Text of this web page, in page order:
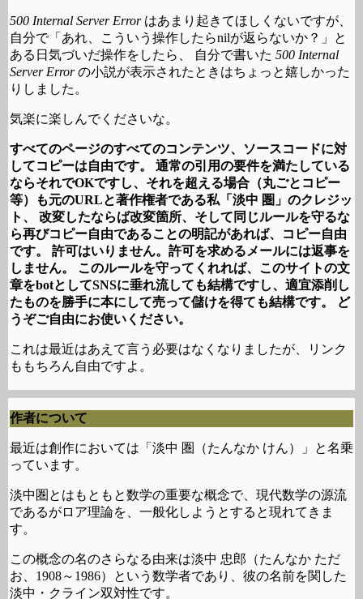
500 Internal Server Errorはあまり起きてほしくないですが、
自分で「あれ、こういう操作したらnilが返らないか？」と
ある日気づいだ操作をしたら、 自分で書いた 500 Internal
Server Errorの小説が表示されたときはちょっと嬉しかった
りしました。
気楽に楽しんでくださいな。
すべてのページのすべてのコンテンツ、ソースコードに対
してコピーは自由です。 通常の引用の要件を満たしている
ならそれでOKですし、それを超える場合（丸ごとコピー
等）も元のURLと著作権者である私「淡中 圏」のクレジッ
ト、 改変したならば改変箇所、そして同じルールを守るな
ら再びコピー自由であることの明記があれば、コピー自由
です。 許可はいりません。許可を求めるメールには返事を
しません。 このルールを守ってくれれば、このサイトの文
章をbotとしてSNSに垂れ流しても結構ですし、適宜添削し
たものを勝手に本にして売って儲けを得ても結構です。 ど
うぞご自由にお使いください。
これは最近はあえて言う必要はなくなりましたが、リンク
ももちろん自由ですよ。
作者について
最近は創作においては「淡中 圏（たんなか けん）」と名乗
っています。
淡中圏とはもともと数学の重要な概念で、現代数学の源流
であるがロア理論を、一般化しようとすると現れてきま
す。
この概念の名のさらなる由来は淡中 忠郎（たんなか ただ
お、1908～1986）という数学者であり、彼の名前を関した
淡中・クライン双対性です。